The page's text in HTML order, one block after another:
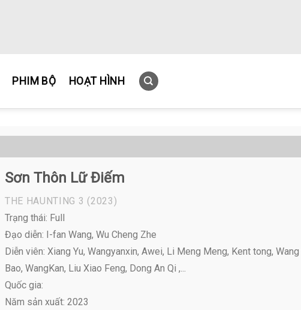
PHIM BỘ HOẠT HÌNH
Sơn Thôn Lữ Điếm
THE HAUNTING 3 (2023)
Trạng thái: Full
Đạo diễn: I-fan Wang, Wu Cheng Zhe
Diễn viên: Xiang Yu, Wangyanxin, Awei, Li Meng Meng, Kent tong, Wang
Bao, WangKan, Liu Xiao Feng, Dong An Qi ,...
Quốc gia:
Năm sản xuất: 2023